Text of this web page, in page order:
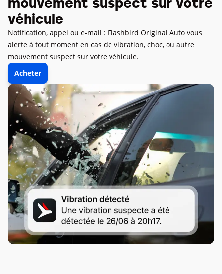
véhicule
Notification, appel ou e-mail : Flashbird Original Auto vous
alerte à tout moment en cas de vibration, choc, ou autre
mouvement suspect sur votre véhicule.
Acheter